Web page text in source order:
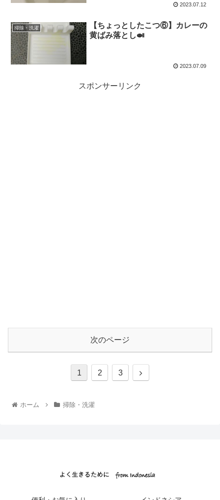
2023.07.12
掃除・洗濯
【ちょっとしたこつ⑥】カレーの
黄ばみ落とし🍛
2023.07.09
スポンサーリンク
次のページ
1 2 3
ホーム 掃除・洗濯